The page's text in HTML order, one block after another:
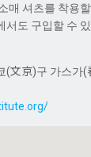
매 셔츠를 착용
서도 구입할 수
(文京)구 가스가